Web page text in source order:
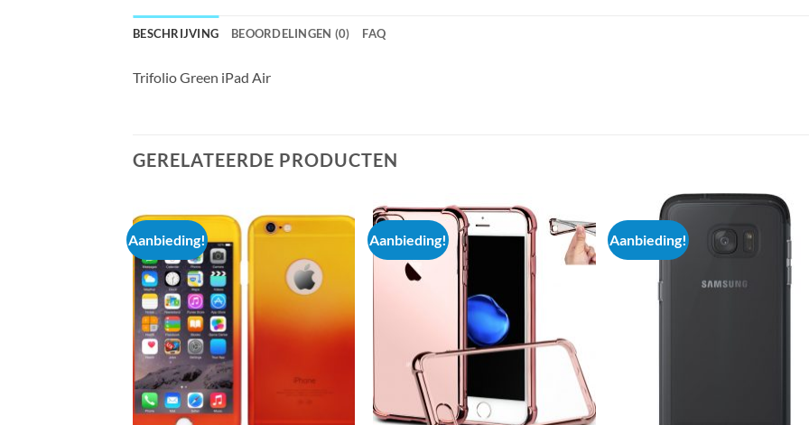
BESCHRIJVING BEOORDELINGEN (0) FAQ
Trifolio Green iPad Air
GERELATEERDE PRODUCTEN
Aanbieding! Aanbieding! Aanbieding!